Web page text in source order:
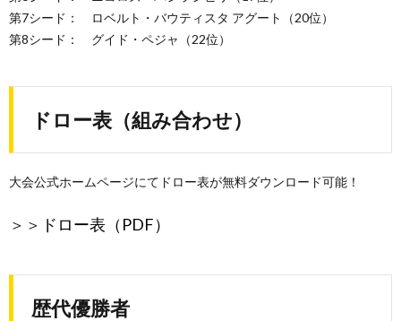
第7シード： ロベルト・バウティスタ アグート（20位）
第8シード： グイド・ペジャ（22位）
ドロー表（組み合わせ）
大会公式ホームページにてドロー表が無料ダウンロード可能！
＞＞ ドロー表（PDF）
歴代優勝者